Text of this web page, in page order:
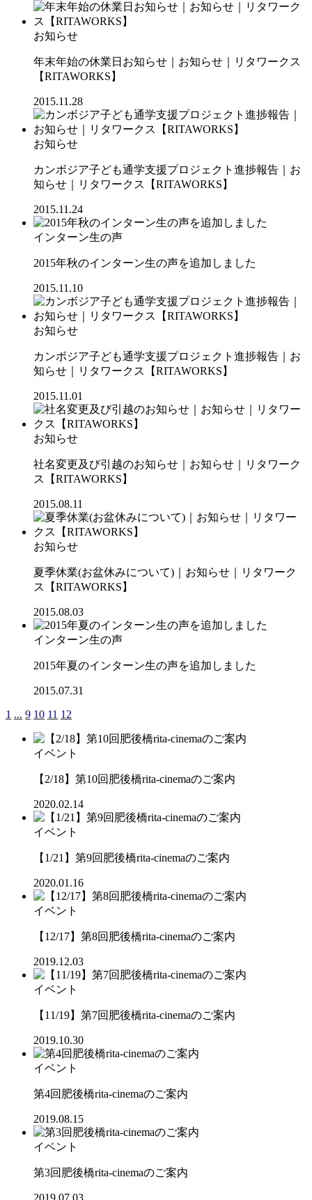
お知らせ
年末年始の休業日お知らせ｜お知らせ｜リタワークス
【RITAWORKS】
2015.11.28
お知らせ
カンボジア子ども通学支援プロジェクト進捗報告｜お
知らせ｜リタワークス【RITAWORKS】
2015.11.24
インターン生の声
2015年秋のインターン生の声を追加しました
2015.11.10
お知らせ
カンボジア子ども通学支援プロジェクト進捗報告｜お
知らせ｜リタワークス【RITAWORKS】
2015.11.01
お知らせ
社名変更及び引越のお知らせ｜お知らせ｜リタワーク
ス【RITAWORKS】
2015.08.11
お知らせ
夏季休業(お盆休みについて)｜お知らせ｜リタワーク
ス【RITAWORKS】
2015.08.03
インターン生の声
2015年夏のインターン生の声を追加しました
2015.07.31
1 ... 9 10 11 12
イベント
【2/18】第10回肥後橋rita-cinemaのご案内
2020.02.14
イベント
【1/21】第9回肥後橋rita-cinemaのご案内
2020.01.16
イベント
【12/17】第8回肥後橋rita-cinemaのご案内
2019.12.03
イベント
【11/19】第7回肥後橋rita-cinemaのご案内
2019.10.30
イベント
第4回肥後橋rita-cinemaのご案内
2019.08.15
イベント
第3回肥後橋rita-cinemaのご案内
2019.07.03